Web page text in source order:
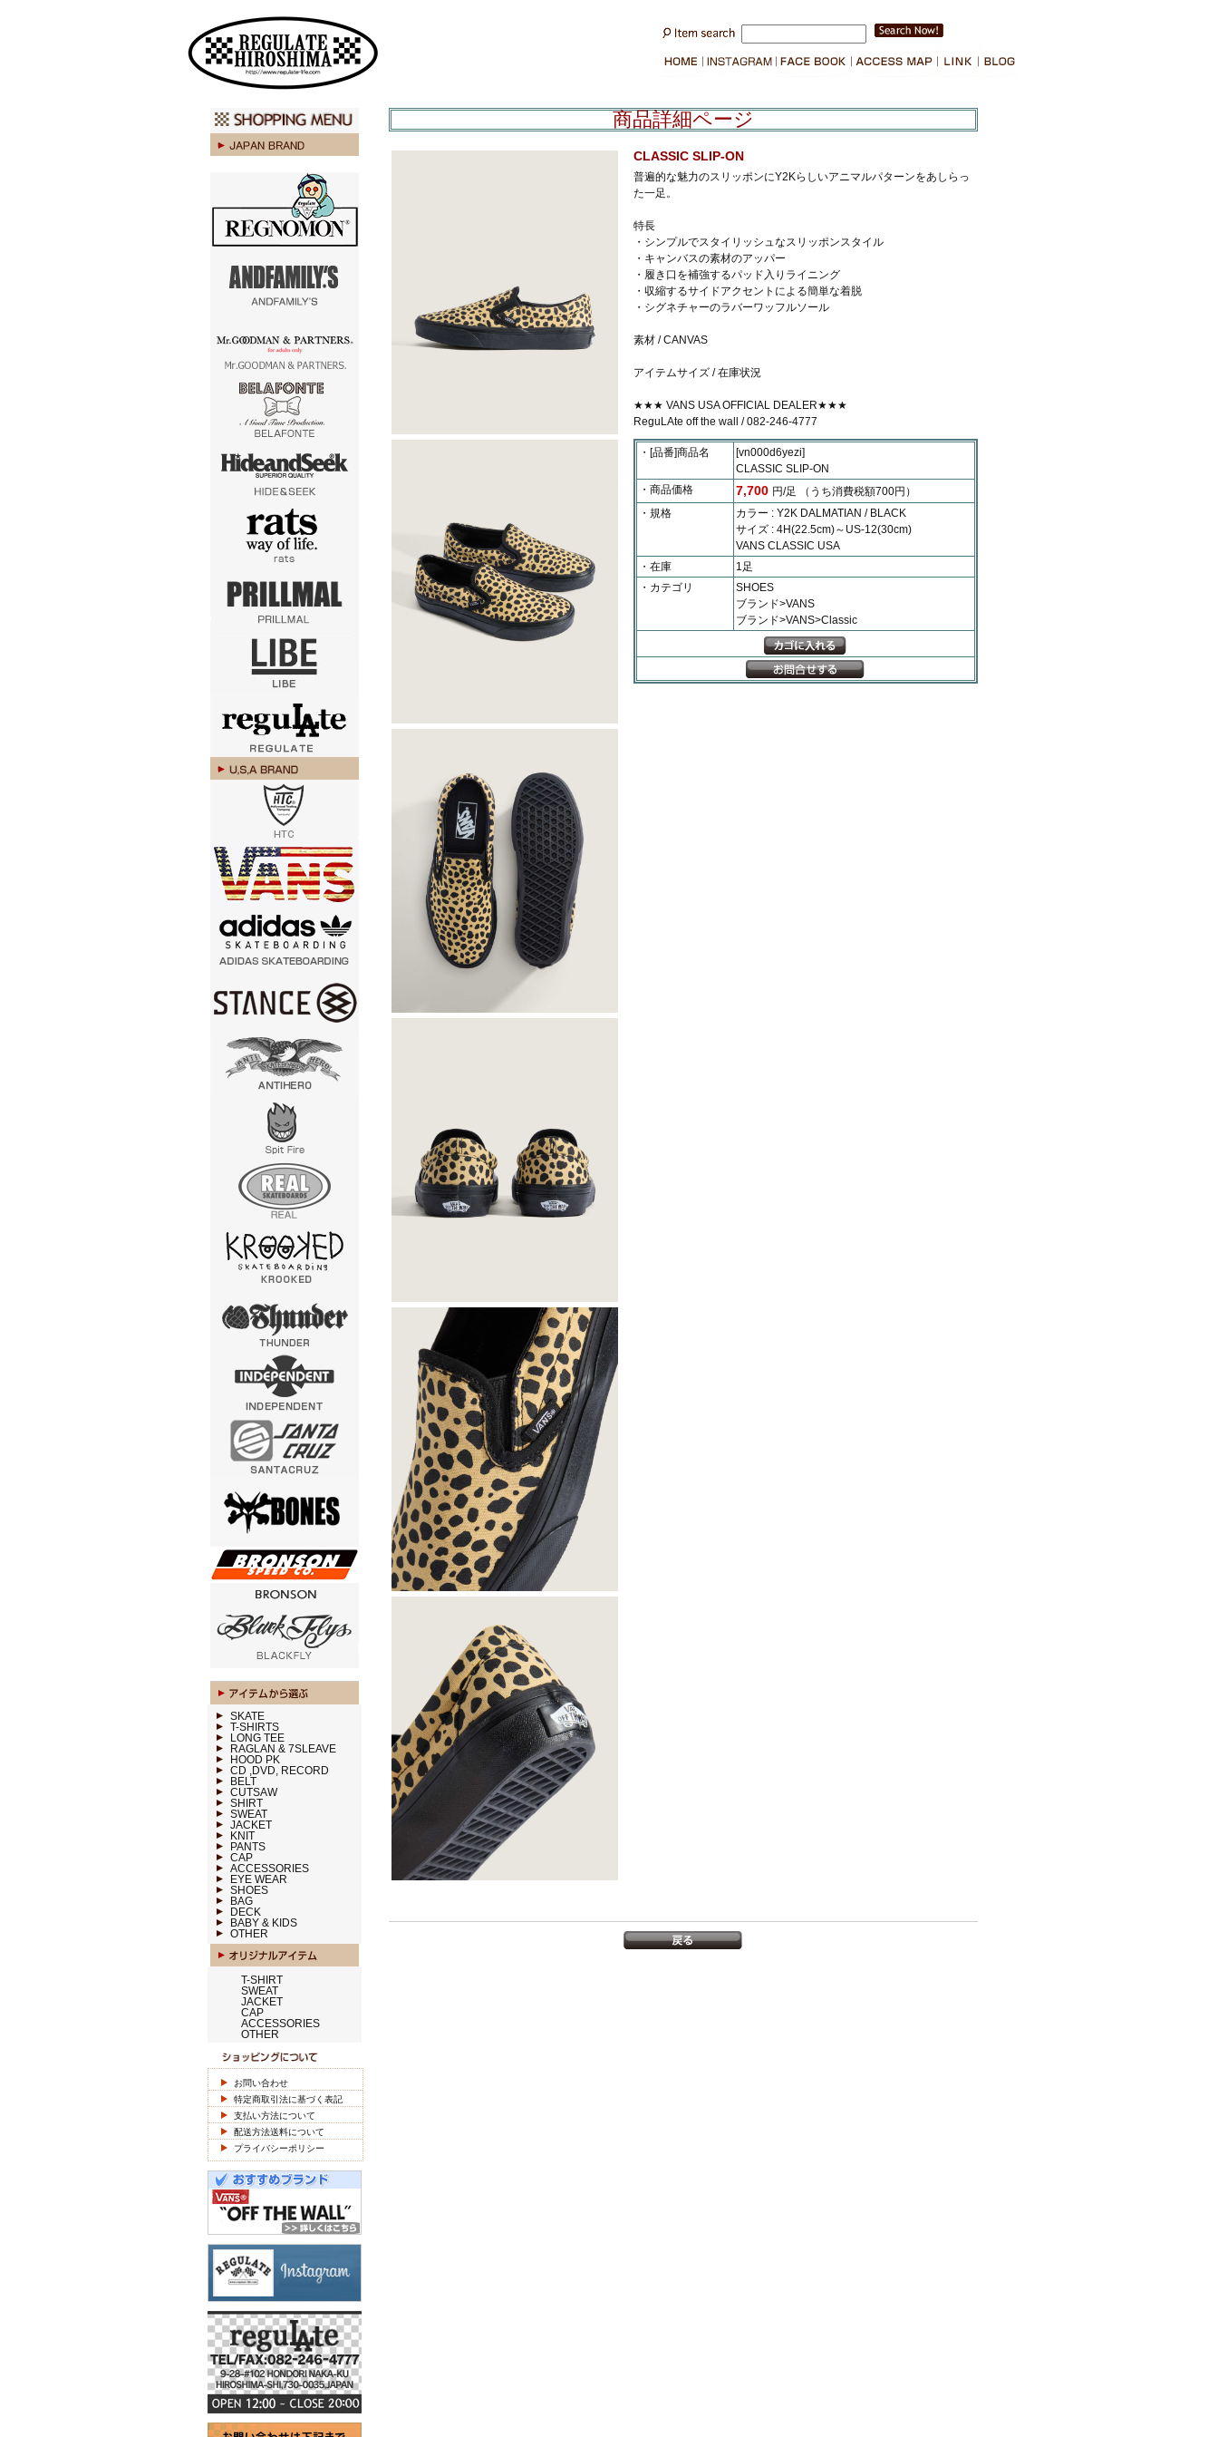
SKATE
T-SHIRTS
LONG TEE
RAGLAN & 7SLEAVE
HOOD PK
CD ,DVD, RECORD
BELT
CUTSAW
SHIRT
SWEAT
JACKET
KNIT
PANTS
CAP
ACCESSORIES
EYE WEAR
SHOES
BAG
DECK
BABY & KIDS
OTHER
T-SHIRT
SWEAT
JACKET
CAP
ACCESSORIES
OTHER
お問い合わせ
特定商取引法に基づく表記
支払い方法について
配送方法送料について
プライバシーポリシー
商品詳細ページ
CLASSIC SLIP-ON
普遍的な魅力のスリッポンにY2Kらしいアニマルパターンをあしらっ
た一足。
特長
・シンプルでスタイリッシュなスリッポンスタイル
・キャンバスの素材のアッパー
・履き口を補強するパッド入りライニング
・収縮するサイドアクセントによる簡単な着脱
・シグネチャーのラバーワッフルソール
素材 / CANVAS
アイテムサイズ / 在庫状況
★★★ VANS USA OFFICIAL DEALER★★★
ReguLAte off the wall / 082-246-4777
・[品番]商品名
[vn000d6yezi]
CLASSIC SLIP-ON
・商品価格
7,700 円/足
（うち消費税額700円）
・規格
カラー : Y2K DALMATIAN / BLACK
サイズ : 4H(22.5cm)～US-12(30cm)
VANS CLASSIC USA
・在庫
1足
・カテゴリ
SHOES
ブランド>VANS
ブランド>VANS>Classic